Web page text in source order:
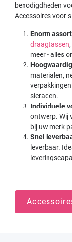
benodigdheden
Accessoires voor
Enorm
draagtassen,
meer - alles
materialen,
sieraden.
Individuele
ontwerp. Wij
bij uw merk
Snel
leverbaar.